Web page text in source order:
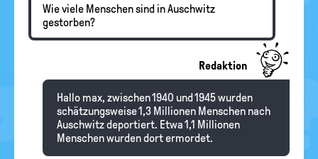
Wie viele Menschen sind in Auschwitz
gestorben?
Redaktion
Hallo max, zwischen 1940 und 1945 wurden
schätzungsweise 1,3 Millionen Menschen nach
Auschwitz deportiert. Etwa 1,1 Millionen
Menschen wurden dort ermordet.